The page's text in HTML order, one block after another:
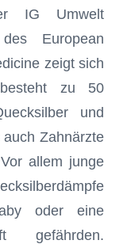
IG Umwelt
European
zeigt sich
besteht zu 50
und
Zahnärzte
allem junge
oder eine
gefährden.